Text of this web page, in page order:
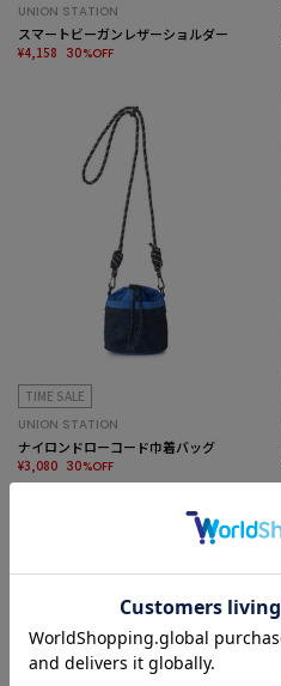
UNION STATION
スマートビーガンレザーショルダー
¥4,158 30%OFF
TIME SALE
UNION STATION
ナイロンドローコード巾着バッグ
¥3,080 30%OFF